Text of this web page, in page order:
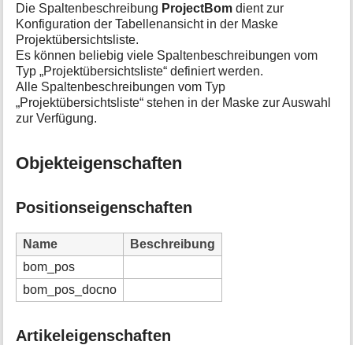
Die Spaltenbeschreibung ProjectBom dient zur
Konfiguration der Tabellenansicht in der Maske
Projektübersichtsliste.
Es können beliebig viele Spaltenbeschreibungen vom
Typ „Projektübersichtsliste“ definiert werden.
Alle Spaltenbeschreibungen vom Typ
„Projektübersichtsliste“ stehen in der Maske zur Auswahl
zur Verfügung.
Objekteigenschaften
Positionseigenschaften
Name
Beschreibung
bom_pos
bom_pos_docno
Artikeleigenschaften